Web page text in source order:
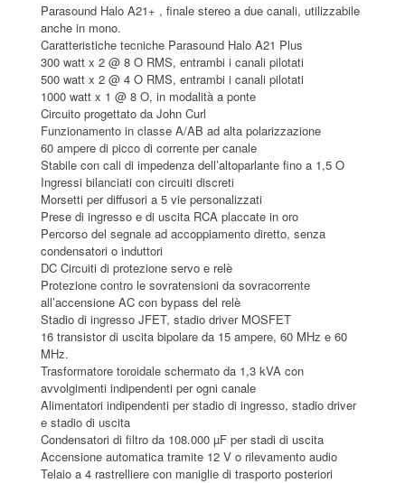
Parasound Halo A21+ , finale stereo a due canali, utilizzabile
anche in mono.
Caratteristiche tecniche Parasound Halo A21 Plus
300 watt x 2 @ 8 O RMS, entrambi i canali pilotati
500 watt x 2 @ 4 O RMS, entrambi i canali pilotati
1000 watt x 1 @ 8 O, in modalità a ponte
Circuito progettato da John Curl
Funzionamento in classe A/AB ad alta polarizzazione
60 ampere di picco di corrente per canale
Stabile con cali di impedenza dell’altoparlante fino a 1,5 O
Ingressi bilanciati con circuiti discreti
Morsetti per diffusori a 5 vie personalizzati
Prese di ingresso e di uscita RCA placcate in oro
Percorso del segnale ad accoppiamento diretto, senza
condensatori o induttori
DC Circuiti di protezione servo e relè
Protezione contro le sovratensioni da sovracorrente
all’accensione AC con bypass del relè
Stadio di ingresso JFET, stadio driver MOSFET
16 transistor di uscita bipolare da 15 ampere, 60 MHz e 60
MHz.
Trasformatore toroidale schermato da 1,3 kVA con
avvolgimenti indipendenti per ogni canale
Alimentatori indipendenti per stadio di ingresso, stadio driver
e stadio di uscita
Condensatori di filtro da 108.000 µF per stadi di uscita
Accensione automatica tramite 12 V o rilevamento audio
Telaio a 4 rastrelliere con maniglie di trasporto posteriori